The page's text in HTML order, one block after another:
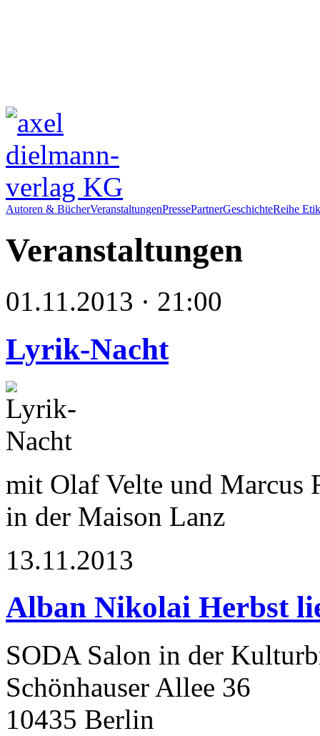
Autoren & BücherVeranstaltungenPressePartnerGeschichteReihe
Veranstaltungen
01.11.2013 · 21:00
Lyrik-Nacht
mit Olaf Velte und Marcus
in der Maison Lanz
13.11.2013
Alban Nikolai Herbst
SODA Salon in der
Schönhauser Allee 36
10435 Berlin